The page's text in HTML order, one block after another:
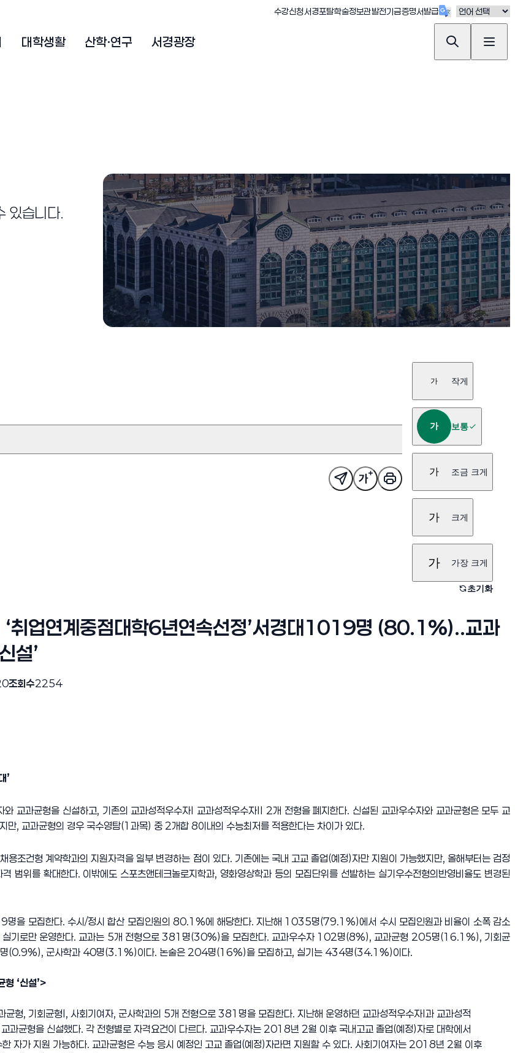
수강신청(새창 열림)
서경포탈(새창 열림)
학술정보관(새창 열림)
발전기금(새창 열림)
증명서발급(새창 열림)
대학생활 산학·연구 서경광장
있습니다.
가 작게
가 보통
가 조금 크게
가 크게
가 가장 크게
초기화
취업연계중점대학6년연속선정’서경대1019명 (80.1%)..교과
설’
조회수2254
’
와 교과균형을 신설하고, 기존의 교과성적우수자I 교과성적우수자II 2개 전형을 폐지한다. 신설된 교과우수자와 교과균형은 모두 교
, 교과균형의 경우 국수영탐(1과목) 중 2개합 8이내의 수능최저를 적용한다는 차이가 있다.
용조건형 계약학과의 지원자격을 일부 변경하는 점이 있다. 기존에는 국내 고교 졸업(예정)자만 지원이 가능했지만, 올해부터는 검정
범위를 확대한다. 이밖에도 스포츠앤테크놀로지학과, 영화영상학과 등의 모집단위를 선발하는 실기우수전형의반영비율도 변경된
명을 모집한다. 수시/정시 합산 모집인원의 80.1%에 해당한다. 지난해 1035명(79.1%)에서 수시 모집인원과 비율이 소폭 감소
, 실기로만 운영한다. 교과는 5개 전형으로 381명(30%)을 모집한다. 교과우수자 102명(8%), 교과균형 205명(16.1%), 기회균
(0.9%), 군사학과 40명(3.1%)이다. 논술은 204명(16%)을 모집하고, 실기는 434명(34.1%)이다.
‘신설’>
균형, 기회균형Ⅰ, 사회기여자, 군사학과의 5개 전형으로 381명을 모집한다. 지난해 운영하던 교과성적우수자Ⅰ과 교과성적
과균형을 신설했다. 각 전형별로 자격요건이 다르다. 교과우수자는 2018년 2월 이후 국내고교 졸업(예정)자로 대학에서
자가 지원 가능하다. 교과균형은 수능 응시 예정인 고교 졸업(예정)자라면 지원할 수 있다. 사회기여자는 2018년 2월 이후